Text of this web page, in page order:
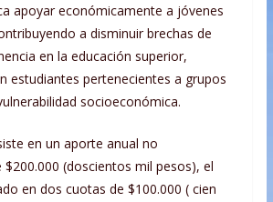
apoyar económicamente a jóvenes
a disminuir brechas de
en la educación superior,
estudiantes pertenecientes a grupos
socioeconómica.
en un aporte anual no
(doscientos mil pesos), el
en dos cuotas de $100.000 ( cien